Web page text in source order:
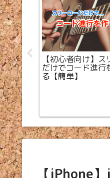
ンポ 【初心者向け】ス
だけでコード進行
る【簡単】
【iPhone